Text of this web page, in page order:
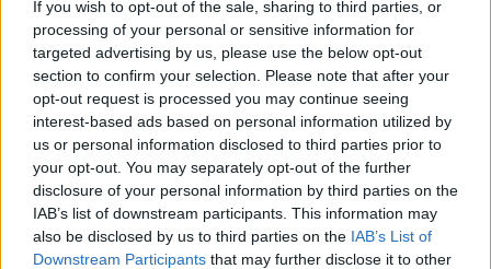
If you wish to opt-out of the sale, sharing to third parties, or
processing of your personal or sensitive information for
targeted advertising by us, please use the below opt-out
section to confirm your selection. Please note that after your
opt-out request is processed you may continue seeing
interest-based ads based on personal information utilized by
us or personal information disclosed to third parties prior to
your opt-out. You may separately opt-out of the further
disclosure of your personal information by third parties on the
IAB’s list of downstream participants. This information may
also be disclosed by us to third parties on the IAB’s List of
Downstream Participants that may further disclose it to other
Σινεμά|03.03.2025 06:20
Οσκαρ 2025: Πώς το «Anora» του Σον
Μπέικερ κατάφερε να κερδίσει το
βραβείο καλύτερης ταινίας
Σινεμά|03.03.2025 07:40
Όσκαρ 2025: Η λίστα με τους νικητές
και τα highlights της λαμπερής
βραδιάς